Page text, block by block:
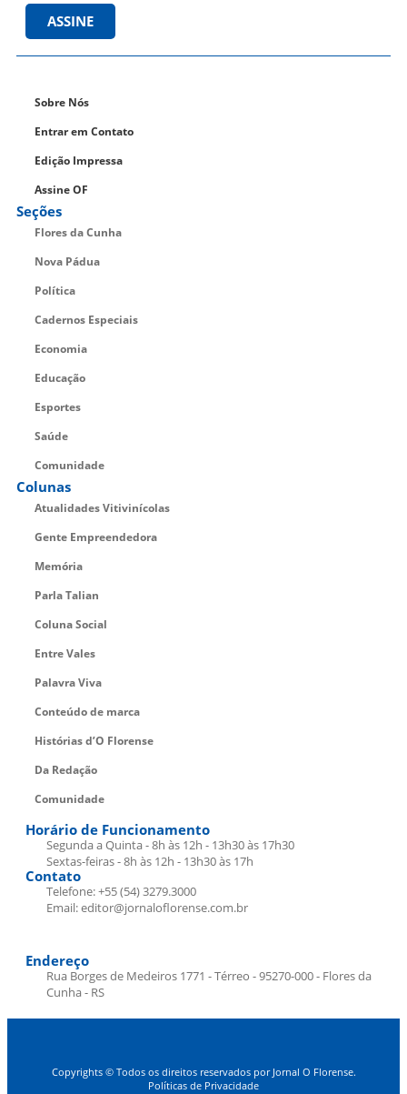
ASSINE
Sobre Nós
Entrar em Contato
Edição Impressa
Assine OF
Seções
Flores da Cunha
Nova Pádua
Política
Cadernos Especiais
Economia
Educação
Esportes
Saúde
Comunidade
Colunas
Atualidades Vitivinícolas
Gente Empreendedora
Memória
Parla Talian
Coluna Social
Entre Vales
Palavra Viva
Conteúdo de marca
Histórias d’O Florense
Da Redação
Comunidade
Horário de Funcionamento
Segunda a Quinta - 8h às 12h - 13h30 às 17h30
Sextas-feiras - 8h às 12h - 13h30 às 17h
Contato
Telefone: +55 (54) 3279.3000
Email: editor@jornaloflorense.com.br
Endereço
Rua Borges de Medeiros 1771 - Térreo - 95270-000 - Flores da
Cunha - RS
Copyrights © Todos os direitos reservados por Jornal O Florense.
Políticas de Privacidade